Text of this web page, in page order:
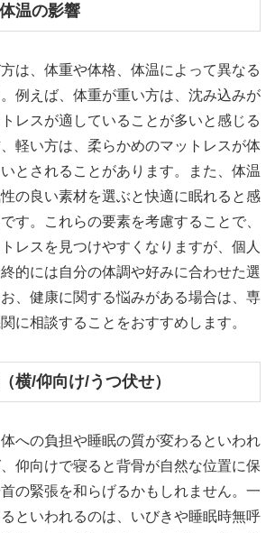
温の影響
は、体重や体格、体温によって異なる
例えば、体重が重い方は、沈み込みが
レスが適していることが多いと感じる
軽い方は、柔らかめのマットレスが体
とされることがあります。また、体温
の良い素材を選ぶと快適に眠れると感
す。これらの要素を考慮することで、
レスを見つけやすくなりますが、個人
的には自分の体調や好みに合わせた選
、健康に関する悩みがある場合は、専
に相談することをおすすめします。
横/仰向け/うつ伏せ）
への負担や睡眠の質が変わるといわれ
仰向けで寝ると背骨が自然な位置に保
の緊張を和らげるかもしれません。一
といわれるのは、いびきや睡眠時無呼